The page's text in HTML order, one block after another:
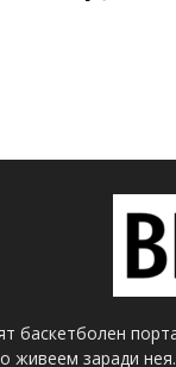
баскетболен
живеем заради